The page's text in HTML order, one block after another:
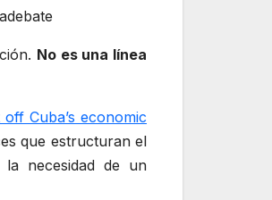
No es una línea
Cuba’s economic
que estructuran el
la necesidad de un